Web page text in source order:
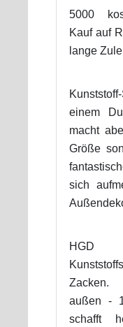
5000
Kauf auf
lange
einem
macht
Größe
sich
HGD
Zacken.
außen -
schafft